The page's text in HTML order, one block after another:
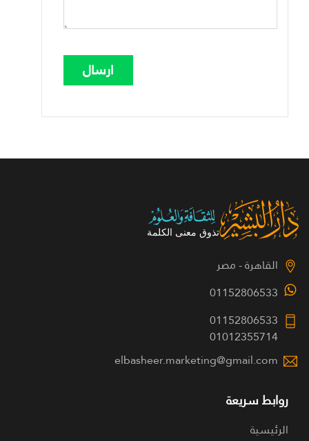
القاهرة - مصر
01152806533
01152806533
01012355714
elbasheer.marketing@gmail.com
روابط سريعة
الرئيسية